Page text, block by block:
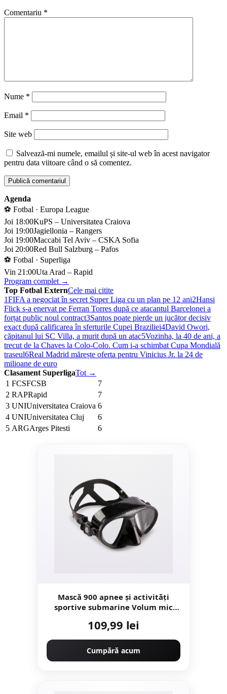
Comentariu *
Nume *
Email *
Site web
Salvează-mi numele, emailul și site-ul web în acest navigator
pentru data viitoare când o să comentez.
Agenda
⚽ Fotbal · Europa League
Joi 18:00KuPS – Universitatea Craiova
Joi 19:00Jagiellonia – Rangers
Joi 19:00Maccabi Tel Aviv – CSKA Sofia
Joi 20:00Red Bull Salzburg – Pafos
⚽ Fotbal · Superliga
Vin 21:00Uta Arad – Rapid
Program complet →
Top Fotbal ExternCele mai citite
1FIFA a negociat în secret Super Liga cu un plan pe 12 ani2Hansi
Flick s-a enervat pe Ferran Torres după ce atacantul Barcelonei a
forțat public noul contract3Santos poate pierde un jucător decisiv
exact după calificarea în sferturile Cupei Braziliei4David Owori,
căpitanul lui SC Villa, a murit după un atac5Vozinha, la 40 de ani, a
trecut de la Chaves la Colo-Colo. Cum i-a schimbat Cupa Mondială
traseul6Real Madrid mărește oferta pentru Vinicius Jr. la 24 de
milioane de euro
Clasament SuperligaTot →
1 FCSFCSB
7
2 RAPRapid
7
3 UNIUniversitatea Craiova 6
4 UNIUniversitatea Cluj
6
5 ARGArges Pitesti 6
Mască 900 apnee și activități
sportive submarine Volum mic
109,99 lei
Cumpără acum